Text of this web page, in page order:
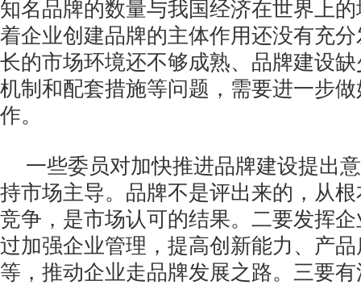
知名品牌的数量与我国经济在世界上
着企业创建品牌的主体作用还没有充
长的市场环境还不够成熟、品牌建设
机制和配套措施等问题，需要进一步
作。
一些委员对加快推进品牌建设提出
持市场主导。品牌不是评出来的，从
竞争，是市场认可的结果。二要发挥
过加强企业管理，提高创新能力、产
等，推动企业走品牌发展之路。三要